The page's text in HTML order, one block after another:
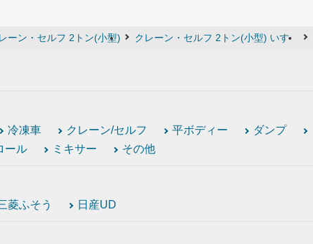
ーン・セルフ 2トン(小型) クレーン・セルフ 2トン(小型) いすゞ
冷凍車 クレーン/セルフ 平ボディー ダンプ
ール ミキサー その他
菱ふそう 日産UD